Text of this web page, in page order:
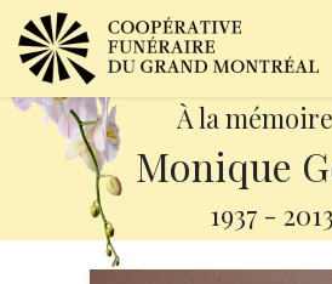
À la
Monique
1937 - 2013